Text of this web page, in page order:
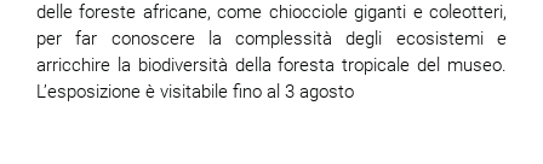
delle foreste africane, come chiocciole giganti e coleotteri,
per far conoscere la complessità degli ecosistemi e
arricchire la biodiversità della foresta tropicale del museo.
L’esposizione è visitabile fino al 3 agosto